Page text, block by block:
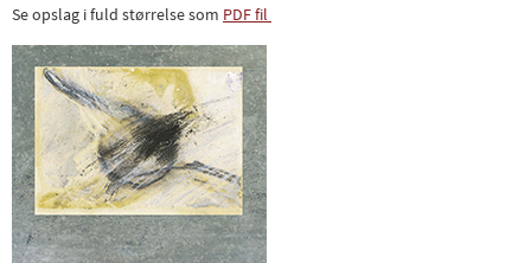
Se opslag i fuld størrelse som PDF fil